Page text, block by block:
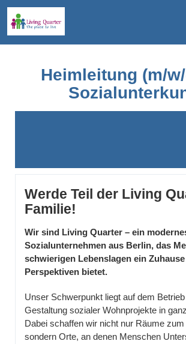
Heimleitung (m/
Werde Teil der Living
Familie!
Wir sind Living Quarter – ein
Sozialunternehmen aus Berlin, das
schwierigen Lebenslagen ein
Perspektiven bietet.
Unser Schwerpunkt liegt auf dem
Gestaltung sozialer Wohnprojekte in
Dabei schaffen wir nicht nur Räume zum
sondern Orte, an denen Menschen